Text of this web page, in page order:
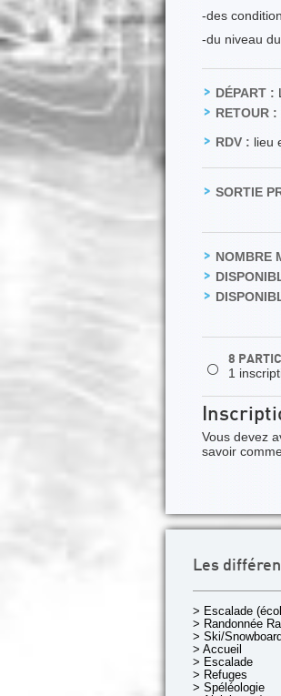
-des
-du niveau
DÉPART :
RETOUR :
RDV : lieu
SORTIE
NOMBRE
⚪
8
1
Vous devez
savoir
Les
> Escalade
> Randonnée
> Ski/
> Accueil
> Escalade
> Refuges
> Spéléologie